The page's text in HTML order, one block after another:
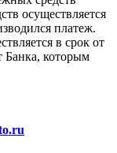
осуществляется
платеж.
в срок от
Банка, которым